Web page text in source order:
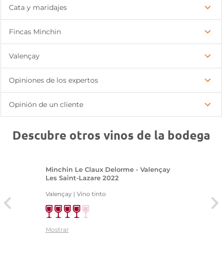
Cata y maridajes
Fincas Minchin
Valençay
Opiniones de los expertos
Opinión de un cliente
Descubre otros vinos de la bodega
Minchin Le Claux Delorme - Valençay
Les Saint-Lazare 2022
Valençay | Vino tinto
Mostrar